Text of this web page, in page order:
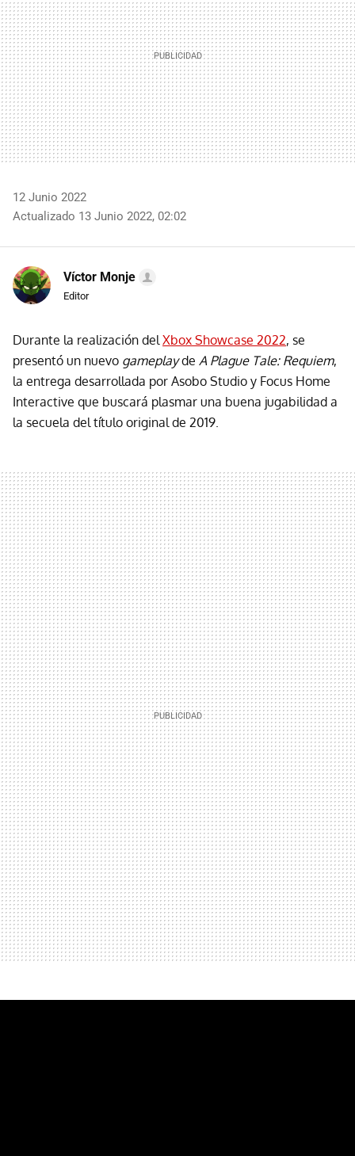
12 Junio 2022
Actualizado 13 Junio 2022, 02:02
Víctor Monje
Editor
Durante la realización del Xbox Showcase 2022, se
presentó un nuevo gameplayde A Plague Tale: Requiem,
la entrega desarrollada por Asobo Studio y Focus Home
Interactive que buscará plasmar una buena jugabilidad a
la secuela del título original de 2019.